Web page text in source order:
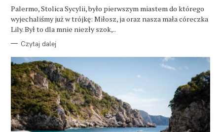
Palermo, Stolica Sycylii, było pierwszym miastem do którego
wyjechaliśmy już w trójkę: Miłosz, ja oraz nasza mała córeczka
Lily. Był to dla mnie niezły szok,..
Czytaj dalej